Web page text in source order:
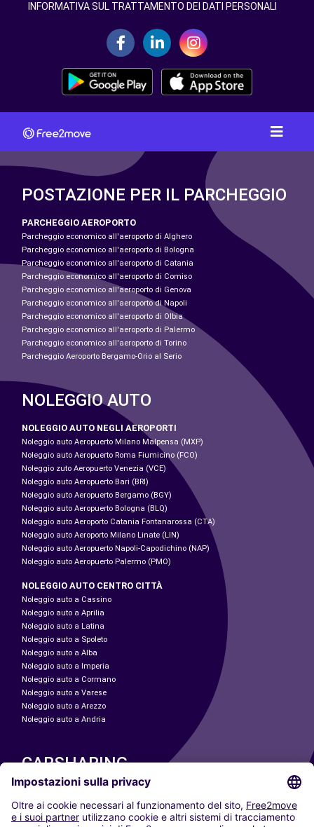
INFORMATIVA SUL TRATTAMENTO DEI DATI PERSONALI
POSTAZIONE PER IL PARCHEGGIO
PARCHEGGIO AEROPORTO
Parcheggio economico all'aeroporto di Alghero
Parcheggio economico all'aeroporto di Bologna
Parcheggio economico all'aeroporto di Catania
Parcheggio economico all'aeroporto di Comiso
Parcheggio economico all'aeroporto di Genova
Parcheggio economico all'aeroporto di Napoli
Parcheggio economico all'aeroporto di Olbia
Parcheggio economico all'aeroporto di Palermo
Parcheggio economico all'aeroporto di Torino
Parcheggio Aeroporto Bergamo-Orio al Serio
NOLEGGIO AUTO
NOLEGGIO AUTO NEGLI AEROPORTI
Noleggio auto Aeropuerto Milano Malpensa (MXP)
Noleggio auto Aeropuerto Roma Fiumicino (FCO)
Noleggio zuto Aeropuerto Venezia (VCE)
Noleggio auto Aeropuerto Bari (BRI)
Noleggio auto Aeropuerto Bergamo (BGY)
Noleggio auto Aeropuerto Bologna (BLQ)
Noleggio auto Aeroporto Catania Fontanarossa (CTA)
Noleggio auto Aeroporto Milano Linate (LIN)
Noleggio auto Aeropuerto Napoli-Capodichino (NAP)
Noleggio auto Aeropuerto Palermo (PMO)
NOLEGGIO AUTO CENTRO CITTÀ
Noleggio auto a Cassino
Noleggio auto a Aprilia
Noleggio auto a Latina
Noleggio auto a Spoleto
Noleggio auto a Alba
Noleggio auto a Imperia
Noleggio auto a Cormano
Noleggio auto a Varese
Noleggio auto a Arezzo
Noleggio auto a Andria
CARSHARING
LE NOSTRE CITTÀ
Paris
Madrid